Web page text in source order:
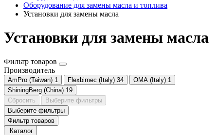
Оборудование для замены масла и топлива
Установки для замены масла
Установки для замены масла
Фильтр товаров
Производитель
AmPro (Taiwan) 1 Flexbimec (Italy) 34 OMA (Italy) 1
ShiningBerg (China) 19
Сбросить
Выберите фильтры
Выберите фильтры
Фильтр товаров
Каталог